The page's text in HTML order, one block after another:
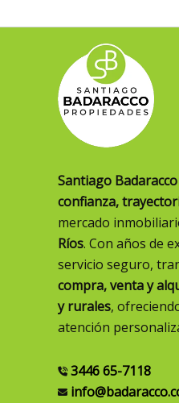
Santiago
confianza,
mercado
Ríos. Con años de
servicio seguro,
compra, venta y
y rurales,
atención
3446 65-7118